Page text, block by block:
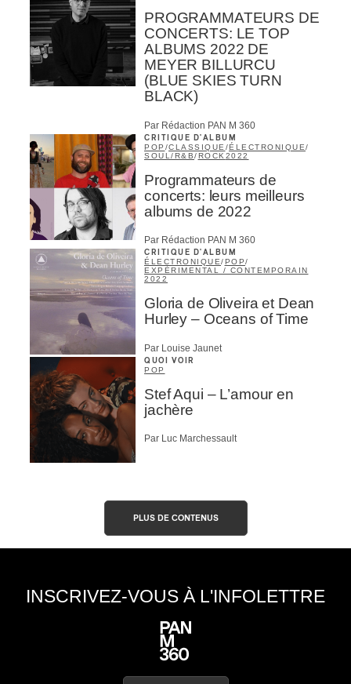
PROGRAMMATEURS DE
CONCERTS: LE TOP
ALBUMS 2022 DE
MEYER BILLURCU
(BLUE SKIES TURN
BLACK)
Par Rédaction PAN M 360
CRITIQUE D'ALBUM
POP /CLASSIQUE /ÉLECTRONIQUE/
SOUL/R&B/ROCK 2022
Programmateurs de
concerts: leurs meilleurs
albums de 2022
Par Rédaction PAN M 360
CRITIQUE D'ALBUM
ÉLECTRONIQUE/POP/
EXPÉRIMENTAL / CONTEMPORAIN
2022
Gloria de Oliveira et Dean
Hurley – Oceans of Time
Par Louise Jaunet
QUOI VOIR
POP
Stef Aqui – L’amour en
jachère
Par Luc Marchessault
PLUS DE CONTENUS
INSCRIVEZ-VOUS À L'INFOLETTRE